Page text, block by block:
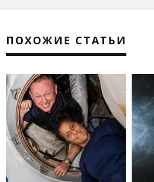
ПОХОЖИЕ СТАТЬИ